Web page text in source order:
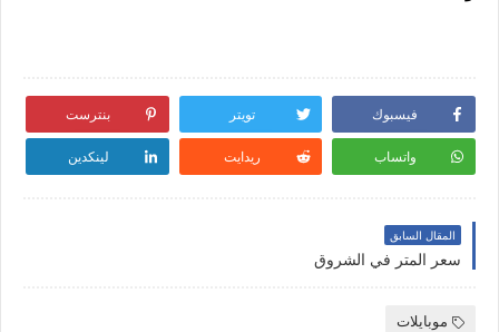
فيسبوك تويتر بنترست
واتساب ريدايت لينكدين
المقال السابق
سعر المتر في الشروق
موبايلات